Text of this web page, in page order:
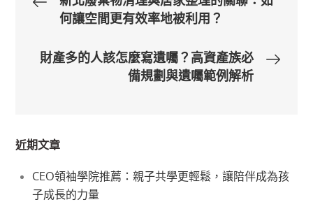
何讓空間更有效率地被利用？
財產多的人該怎麼寫遺囑？高資產族必
備規劃與遺囑範例解析
近期文章
CEO領袖學院推薦：親子共學更輕鬆，讓陪伴成為孩
子成長的力量